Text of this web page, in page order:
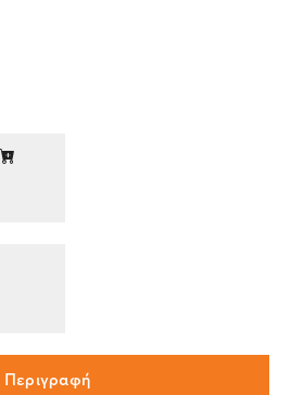
Περιγραφή